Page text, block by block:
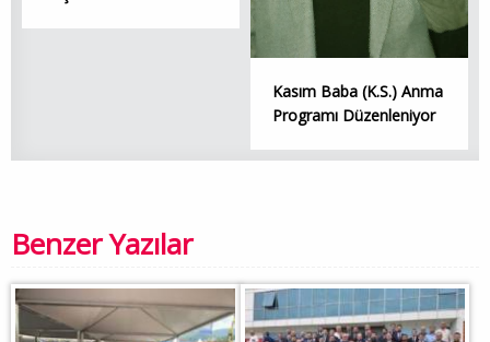
Kasım Baba (K.S.) Anma
Programı Düzenleniyor
Benzer Yazılar